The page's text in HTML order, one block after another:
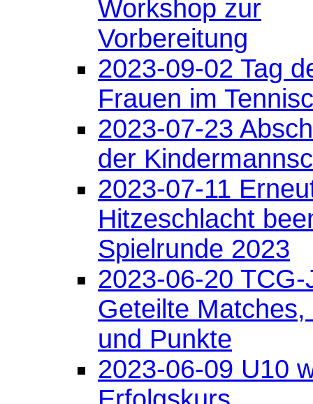
Workshop zur
Vorbereitung
2023-09-02 Tag
Frauen im
2023-07-23
der
2023-07-11
Hitzeschlacht
Spielrunde 2023
2023-06-20
Geteilte Matches,
und Punkte
2023-06-09 U10